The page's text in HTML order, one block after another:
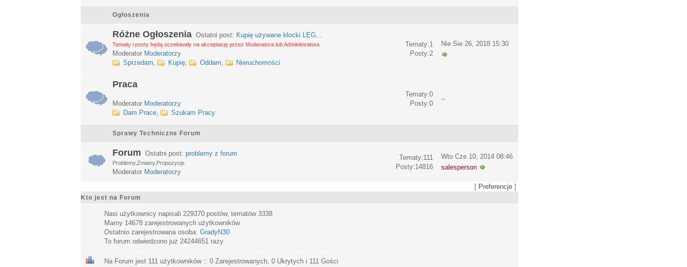
Ogłoszenia
Różne Ogłoszenia Ostatni post: Kupię używane klocki LEG...
Tematy i posty będą oczekiwały na akceptację przez Moderatora lub Administratora
Moderator Moderatorzy
Sprzedam, Kupię, Oddam, Nieruchomości
Tematy:1
Posty:2
Nie Sie 26, 2018 15:30
Praca
Moderator Moderatorzy
Dam Prace, Szukam Pracy
Tematy:0
Posty:0
--
Sprawy Techniczne Forum
Forum Ostatni post: problemy z forum
Problemy,Zmiany,Propozycje
Moderator Moderatorzy
Tematy:111
Posty:14816
Wto Cze 10, 2014 08:46
salesperson
[ Preferencje ]
Kto jest na Forum
Nasi użytkownicy napisali 229370 postów, tematów 3338
Mamy 14678 zarejestrowanych użytkowników
Ostatnio zarejestrowana osoba: GradyN30
To forum odwiedzono już 24244651 razy
Na Forum jest 111 użytkowników :: 0 Zarejestrowanych, 0 Ukrytych i 111 Gości